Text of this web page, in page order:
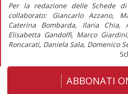
Per la redazione delle Schede
collaborato: Giancarlo Azzano,
Caterina Bombarda, Ilaria Chia,
Elisabetta Gandolfi, Marco
Roncarati, Daniela Sala, Domenico
ABBONATI